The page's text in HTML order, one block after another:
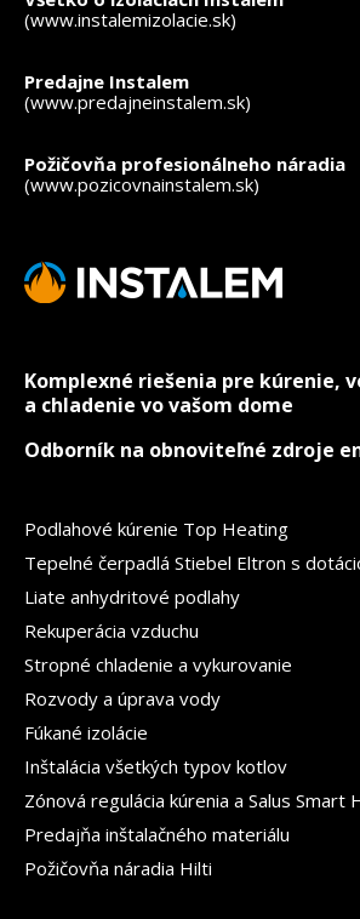
Komplexné riešenia pre kúrenie,
a chladenie vo vašom dome
Odborník na obnoviteľné zdroje
Podlahové kúrenie Top Heating
Tepelné čerpadlá Stiebel Eltron s
Liate anhydritové podlahy
Rekuperácia vzduchu
Stropné chladenie a vykurovanie
Rozvody a úprava vody
Fúkané izolácie
Inštalácia všetkých typov kotlov
Zónová regulácia kúrenia a Salus Smart
Predajňa inštalačného materiálu
Požičovňa náradia Hilti
(www.instalemizolacie.sk)
Predajne Instalem
(www.predajneinstalem.sk)
Požičovňa profesionálneho náradia
(www.pozicovnainstalem.sk)